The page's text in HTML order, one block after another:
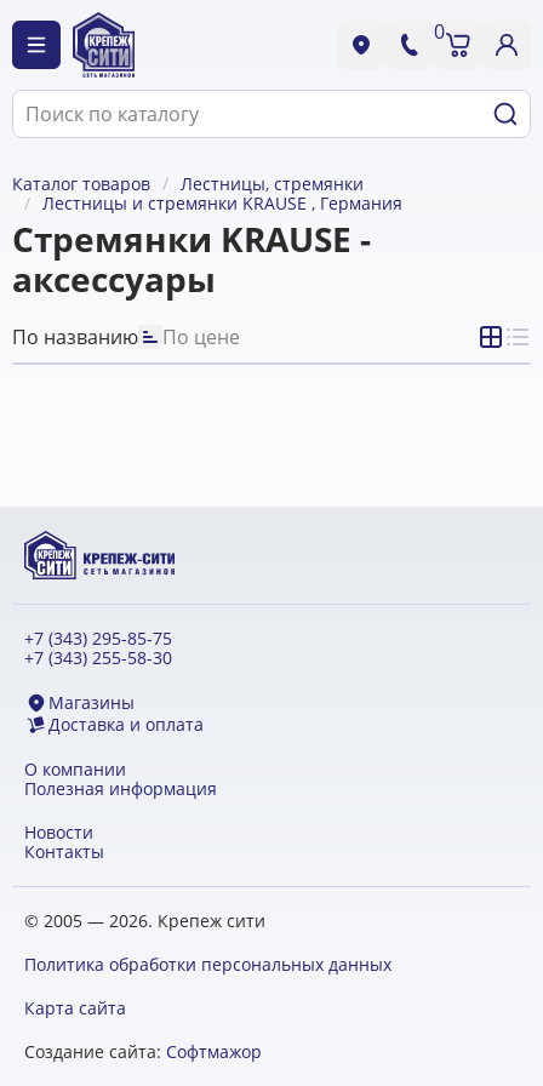
0
Каталог товаров
Лестницы, стремянки
Лестницы и стремянки KRAUSE , Германия
Стремянки KRAUSE -
аксессуары
По названию По цене
+7 (343) 295-85-75
+7 (343) 255-58-30
Магазины
Доставка и оплата
О компании
Полезная информация
Новости
Контакты
© 2005 — 2026. Крепеж сити
Политика обработки персональных данных
Карта сайта
Создание сайта: Софтмажор